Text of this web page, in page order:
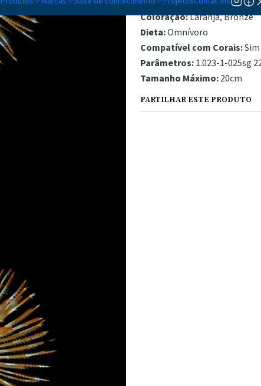
Coloração:Laranja, Bronze
Dieta:Omnívoro
Compatível com Corais:Sim
Parâmetros: 1.023-1-025sg
Tamanho Máximo: 20cm
PARTILHAR ESTE PRODUTO